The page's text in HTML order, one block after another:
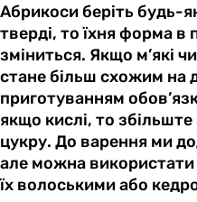
Абрикоси беріть будь-
тверді, то їхня форма в
зміниться. Якщо м’які
стане більш схожим на
приготуванням
якщо кислі, то
цукру. До варення ми
але можна використати
їх волоськими або